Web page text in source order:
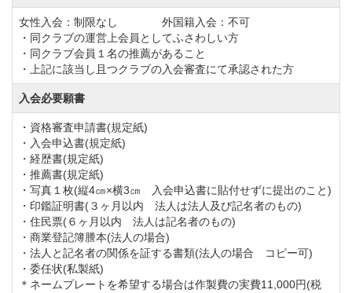
マナゴルフクラブのクラブハウスは8階建てで、宿泊可
能なホテルが併設されています。
一歩足を踏み入れれば、吹き抜け構造のロビー、天上
に取り付けられた豪華なシャンデリアがハウス内に高
級な雰囲気を醸し出しています。
館内設備はロッカールーム、ラウンド後のリラックス
タイムに最適な浴室には露天風呂とサウナも付いてい
るので、気持ちよく汗を流すことができます。
レストラン、各種パーティに最適なコンペルーム、カ
ラオケが楽しめるスナックなど充実しています。
3階以降がホテル部分となっており、お部屋は和室・洋
室、スイートルームからお好きなタイプがお選び頂け
女性入会：制限なし 外国籍入会：不可
・同クラブの運営上会員としてふさわしい方
・同クラブ会員１名の推薦があること
・上記に該当し且つクラブの入会審査にて承認された方
入会必要願書
・資格審査申請書(規定紙)
・入会申込書(規定紙)
・経歴書(規定紙)
・推薦書(規定紙)
・写真１枚(縦4㎝×横3㎝ 入会申込書に貼付せずに提出のこと)
・印鑑証明書(３ヶ月以内 法人は法人及び記名者のもの)
・住民票(６ヶ月以内 法人は記名者のもの)
・商業登記簿謄本(法人の場合)
・法人と記名者の関係を証する書類(法人の場合 コピー可)
・委任状(私製紙)
＊ネームプレートを希望する場合は作製費の実費11,000円(税